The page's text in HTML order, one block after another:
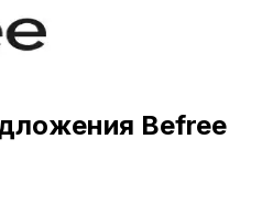
Befree